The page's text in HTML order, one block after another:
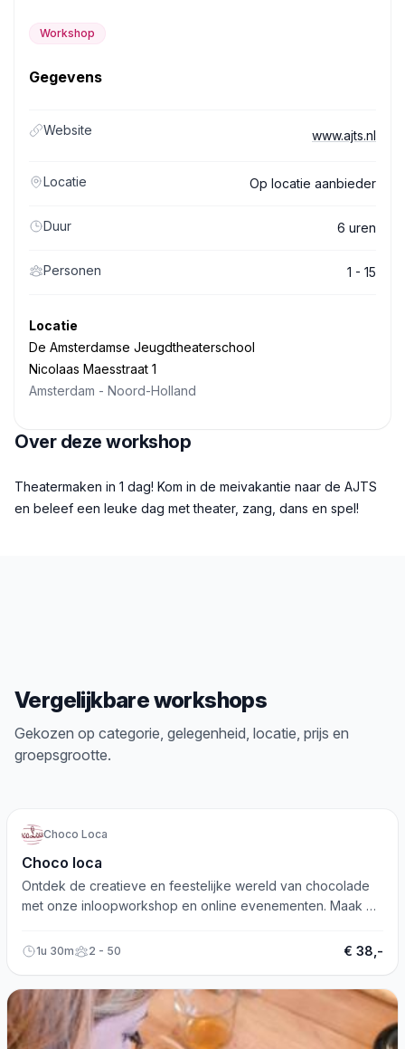
Workshop
Gegevens
Website www.ajts.nl
Locatie Op locatie aanbieder
Duur 6 uren
Personen 1 - 15
Locatie
De Amsterdamse Jeugdtheaterschool
Nicolaas Maesstraat 1
Amsterdam - Noord-Holland
Over deze workshop
Beschrijving
Theatermaken in 1 dag! Kom in de meivakantie naar de AJTS
en beleef een leuke dag met theater, zang, dans en spel!
Vergelijkbare workshops
Gekozen op categorie, gelegenheid, locatie, prijs en
groepsgrootte.
Choco Loca
Choco loca
Ontdek de creatieve en feestelijke wereld van chocolade
met onze inloopworkshop en online evenementen. Maak er
1u 30m 2 - 50 € 38,-